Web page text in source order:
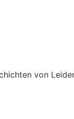
von